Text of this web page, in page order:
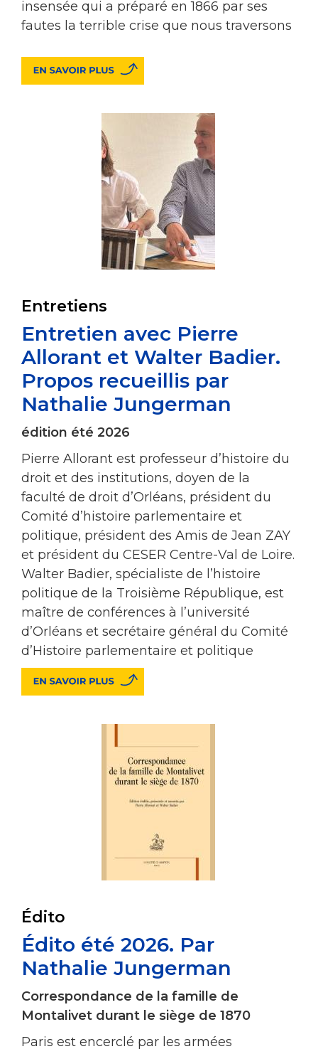
insensée qui a préparé en 1866 par ses
fautes la terrible crise que nous traversons
Entretiens
Entretien avec Pierre
Allorant et Walter Badier.
Propos recueillis par
Nathalie Jungerman
édition été 2026
Pierre Allorant est professeur d’histoire du
droit et des institutions, doyen de la
faculté de droit d’Orléans, président du
Comité d’histoire parlementaire et
politique, président des Amis de Jean ZAY
et président du CESER Centre-Val de Loire.
Walter Badier, spécialiste de l’histoire
politique de la Troisième République, est
maître de conférences à l’université
d’Orléans et secrétaire général du Comité
d’Histoire parlementaire et politique
Édito
Édito été 2026. Par
Nathalie Jungerman
Correspondance de la famille de
Montalivet durant le siège de 1870
Paris est encerclé par les armées